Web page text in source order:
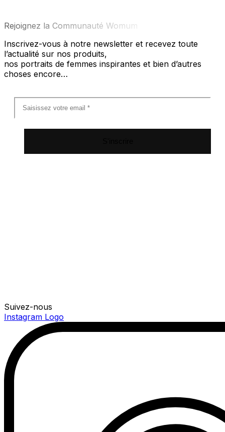
Rejoignez la Communauté Womum
Inscrivez-vous à notre newsletter et recevez toute
l’actualité sur nos produits,
nos portraits de femmes inspirantes et bien d’autres
choses encore…
Suivez-nous
Instagram Logo